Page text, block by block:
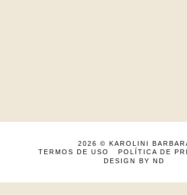
2026 ©
KAROLINI
TERMOS DE USO
POLÍTICA DE
DESIGN BY ND